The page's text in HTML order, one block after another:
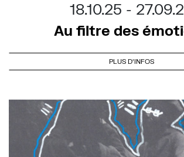
18.10.25
Au filtre des
PLUS D'INFOS